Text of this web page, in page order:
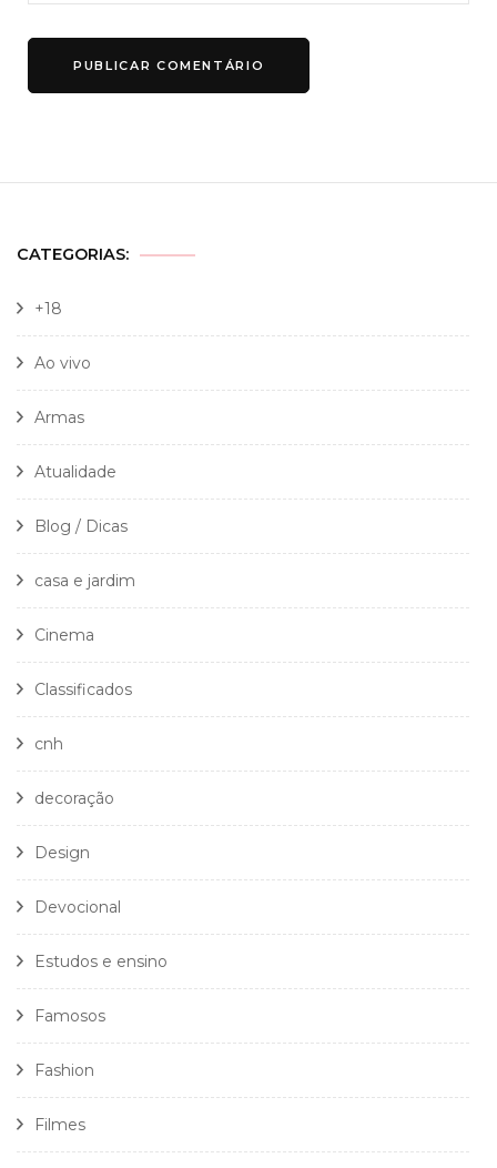
CATEGORIAS:
+18
Ao vivo
Armas
Atualidade
Blog / Dicas
casa e jardim
Cinema
Classificados
cnh
decoração
Design
Devocional
Estudos e ensino
Famosos
Fashion
Filmes